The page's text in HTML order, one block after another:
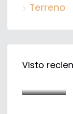
Terreno
Visto